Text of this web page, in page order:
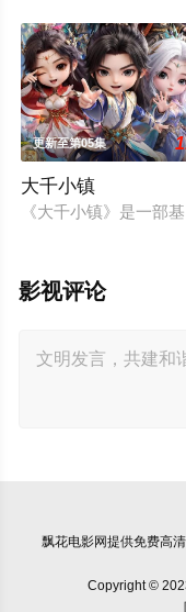
更新至第05集
大千小镇
《大千小镇》是一部
影视评论
飘花电影网提供免费高
Copyright ©